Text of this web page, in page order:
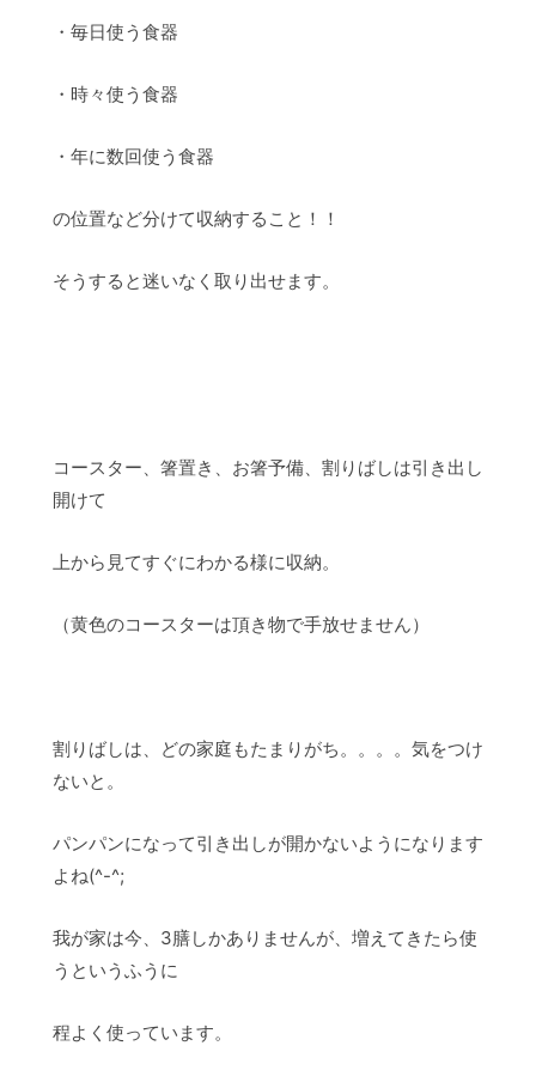
・毎日使う食器
・時々使う食器
・年に数回使う食器
の位置など分けて収納すること！！
そうすると迷いなく取り出せます。
コースター、箸置き、お箸予備、割りばしは引き出し
開けて
上から見てすぐにわかる様に収納。
（黄色のコースターは頂き物で手放せません）
割りばしは、どの家庭もたまりがち。。。。気をつけ
ないと。
パンパンになって引き出しが開かないようになります
よね(^-^;
我が家は今、3膳しかありませんが、増えてきたら使
うというふうに
程よく使っています。